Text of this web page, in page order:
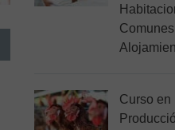
Curso en